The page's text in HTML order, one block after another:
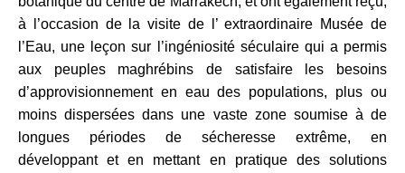
à l’occasion de la visite de l’ extraordinaire Musée de
l’Eau, une leçon sur l’ingéniosité séculaire qui a permis
aux peuples maghrébins de satisfaire les besoins
d’approvisionnement en eau des populations, plus ou
moins dispersées dans une vaste zone soumise à de
longues périodes de sécheresse extrême, en
développant et en mettant en pratique des solutions